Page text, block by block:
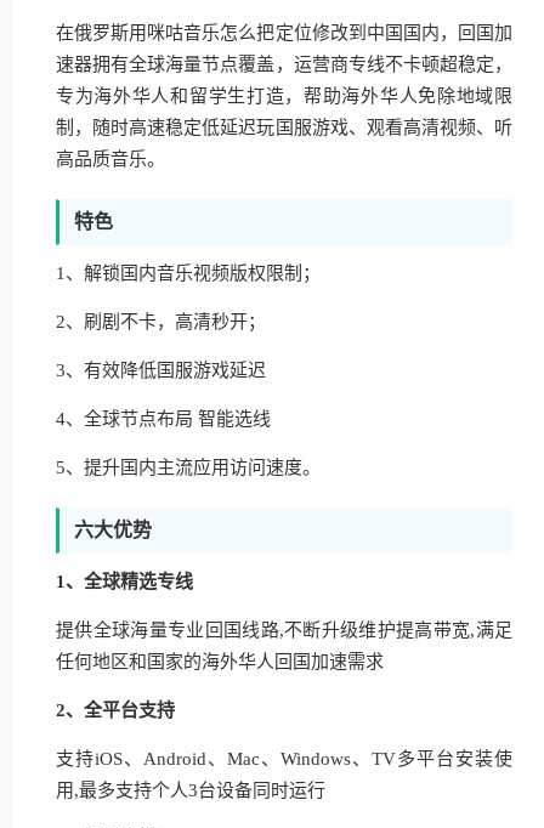
在俄罗斯用咪咕音乐怎么把定位修改到中国国内，回国加
速器拥有全球海量节点覆盖，运营商专线不卡顿超稳定，
专为海外华人和留学生打造，帮助海外华人免除地域限
制，随时高速稳定低延迟玩国服游戏、观看高清视频、听
高品质音乐。
特色
1、解锁国内音乐视频版权限制；
2、刷剧不卡，高清秒开；
3、有效降低国服游戏延迟
4、全球节点布局 智能选线
5、提升国内主流应用访问速度。
六大优势
1、全球精选专线
提供全球海量专业回国线路,不断升级维护提高带宽,满足
任何地区和国家的海外华人回国加速需求
2、全平台支持
支持iOS、Android、Mac、Windows、TV多平台安装使
用,最多支持个人3台设备同时运行